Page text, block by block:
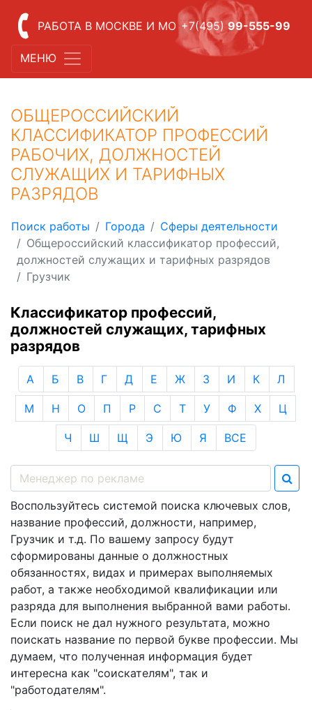
РАБОТА В МОСКВЕ И МО +7(495) 99-555-99
МЕНЮ
ОБЩЕРОССИЙСКИЙ
КЛАССИФИКАТОР ПРОФЕССИЙ
РАБОЧИХ, ДОЛЖНОСТЕЙ
СЛУЖАЩИХ И ТАРИФНЫХ
РАЗРЯДОВ
Поиск работы Города
Сферы деятельности
Общероссийский классификатор профессий,
должностей служащих и тарифных разрядов
Грузчик
Классификатор профессий,
должностей служащих, тарифных
разрядов
А Б В Г Д Е Ж З И К Л
М Н О П Р С Т У Ф Х Ц
Ч Ш Щ Э Ю Я ВСЕ
Воспользуйтесь системой поиска ключевых слов,
название профессий, должности, например,
Грузчик и т.д. По вашему запросу будут
сформированы данные о должностных
обязанностях, видах и примерах выполняемых
работ, а также необходимой квалификации или
разряда для выполнения выбранной вами работы.
Если поиск не дал нужного результата, можно
поискать название по первой букве профессии. Мы
думаем, что полученная информация будет
интересна как "соискателям", так и
"работодателям".